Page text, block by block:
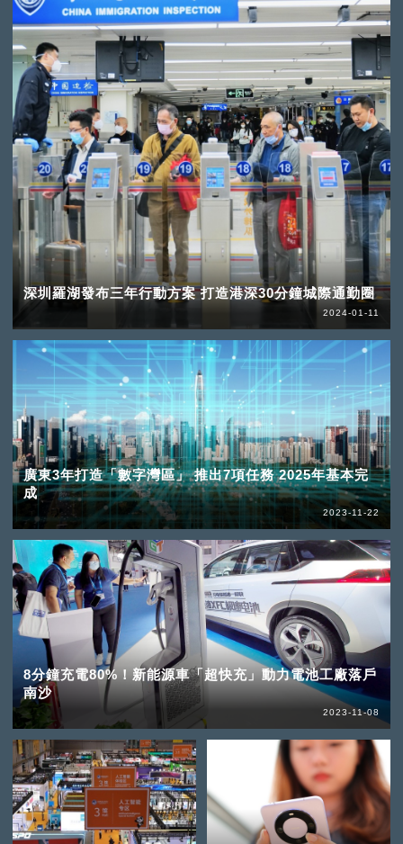
深圳羅湖發布三年行動方案 打造港深30分鐘城際通勤圈
2024-01-11
廣東3年打造「數字灣區」 推出7項任務 2025年基本完
成
2023-11-22
8分鐘充電80%！新能源車「超快充」動力電池工廠落戶
南沙
2023-11-08